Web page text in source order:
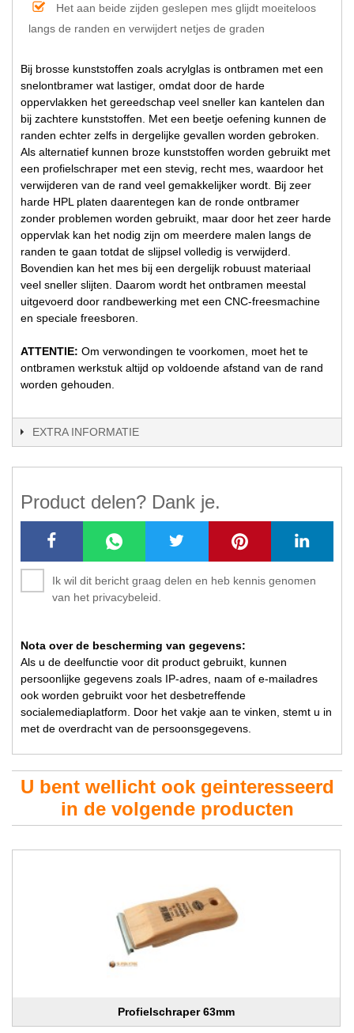
Het aan beide zijden geslepen mes glijdt moeiteloos
langs de randen en verwijdert netjes de graden
Bij brosse kunststoffen zoals acrylglas is ontbramen met een
snelontbramer wat lastiger, omdat door de harde
oppervlakken het gereedschap veel sneller kan kantelen dan
bij zachtere kunststoffen. Met een beetje oefening kunnen de
randen echter zelfs in dergelijke gevallen worden gebroken.
Als alternatief kunnen broze kunststoffen worden gebruikt met
een profielschraper met een stevig, recht mes, waardoor het
verwijderen van de rand veel gemakkelijker wordt. Bij zeer
harde HPL platen daarentegen kan de ronde ontbramer
zonder problemen worden gebruikt, maar door het zeer harde
oppervlak kan het nodig zijn om meerdere malen langs de
randen te gaan totdat de slijpsel volledig is verwijderd.
Bovendien kan het mes bij een dergelijk robuust materiaal
veel sneller slijten. Daarom wordt het ontbramen meestal
uitgevoerd door randbewerking met een CNC-freesmachine
en speciale freesboren.
ATTENTIE: Om verwondingen te voorkomen, moet het te
ontbramen werkstuk altijd op voldoende afstand van de rand
worden gehouden.
EXTRA INFORMATIE
Product delen? Dank je.
Ik wil dit bericht graag delen en heb kennis genomen
van het privacybeleid.
Nota over de bescherming van gegevens:
Als u de deelfunctie voor dit product gebruikt, kunnen
persoonlijke gegevens zoals IP-adres, naam of e-mailadres
ook worden gebruikt voor het desbetreffende
socialemediaplatform. Door het vakje aan te vinken, stemt u in
met de overdracht van de persoonsgegevens.
U bent wellicht ook geinteresseerd
in de volgende producten
Profielschraper 63mm